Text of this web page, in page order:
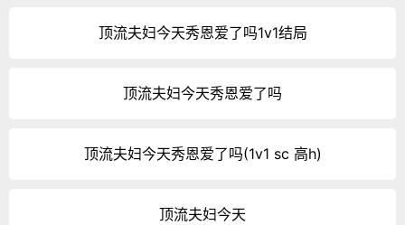
顶流夫妇今天秀恩爱了吗1v1结局
顶流夫妇今天秀恩爱了吗
顶流夫妇今天秀恩爱了吗(1v1 sc 高h)
顶流夫妇今天